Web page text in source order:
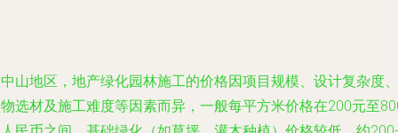
山地区，地产绿化园林施工的价格因项目规模、设计复杂度、
选材及施工难度等因素而异，一般每平方米价格在200元至